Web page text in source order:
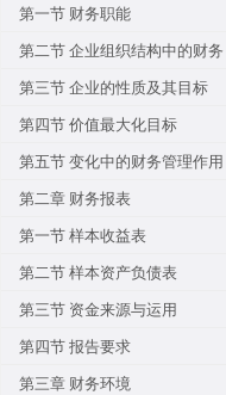
第一节 财务职能
第二节 企业组织结构中的财务
第三节 企业的性质及其目标
第四节 价值最大化目标
第五节 变化中的财务管理作用
第二章 财务报表
第一节 样本收益表
第二节 样本资产负债表
第三节 资金来源与运用
第四节 报告要求
第三章 财务环境